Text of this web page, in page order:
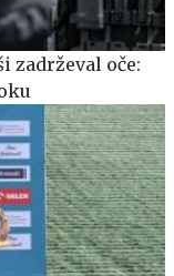
zadrževal oče: